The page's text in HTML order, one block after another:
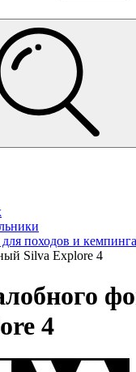
походов и кемпинга
Silva Explore 4
4